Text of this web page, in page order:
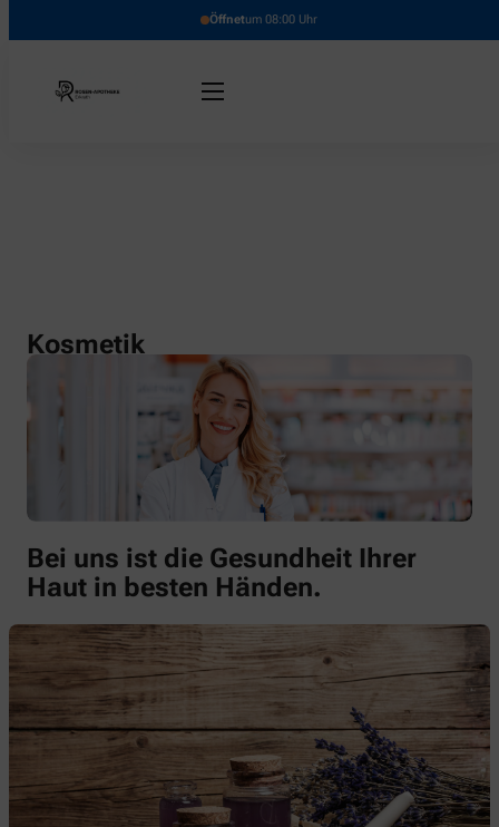
Öffnetum 08:00 Uhr
Kosmetik
Bei uns ist die Gesundheit Ihrer
Haut in besten Händen.